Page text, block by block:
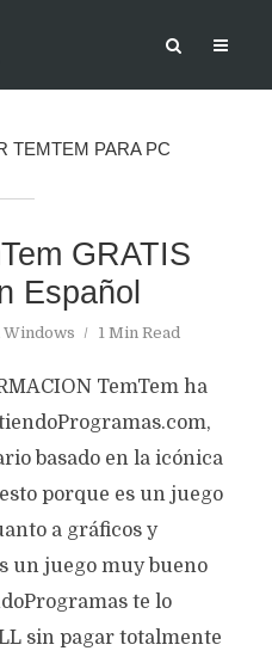
TEMTEM PARA PC
GRATIS
Español
1 Min Read
TemTem ha
basado en la icónica
porque es un juego
a gráficos y
un juego muy bueno
te lo
sin pagar totalmente